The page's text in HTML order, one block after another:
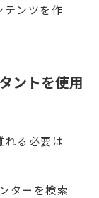
テンツを作
ントを使用
れる必要は
ターを検索